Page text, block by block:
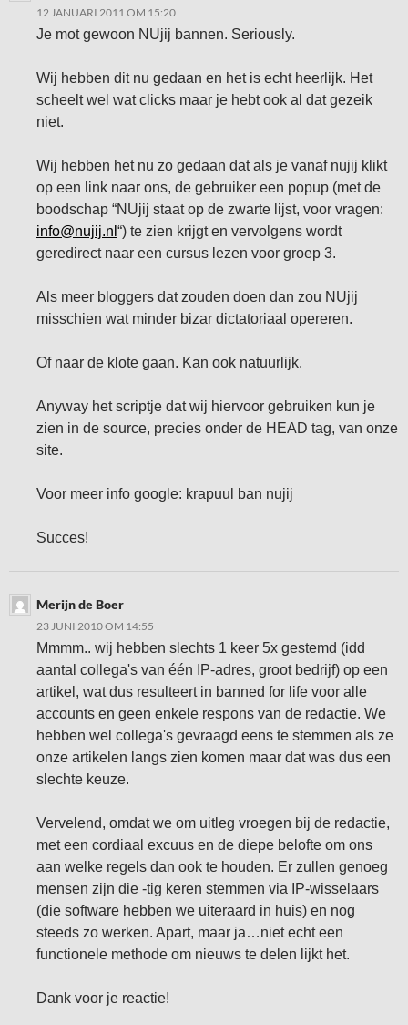
12 JANUARI 2011 OM 15:20
Je mot gewoon NUjij bannen. Seriously.
Wij hebben dit nu gedaan en het is echt heerlijk. Het
scheelt wel wat clicks maar je hebt ook al dat gezeik
niet.
Wij hebben het nu zo gedaan dat als je vanaf nujij klikt
op een link naar ons, de gebruiker een popup (met de
boodschap “NUjij staat op de zwarte lijst, voor vragen:
info@nujij.nl “) te zien krijgt en vervolgens wordt
geredirect naar een cursus lezen voor groep 3.
Als meer bloggers dat zouden doen dan zou NUjij
misschien wat minder bizar dictatoriaal opereren.
Of naar de klote gaan. Kan ook natuurlijk.
Anyway het scriptje dat wij hiervoor gebruiken kun je
zien in de source, precies onder de HEAD tag, van onze
site.
Voor meer info google: krapuul ban nujij
Succes!
Merijn de Boer
23 JUNI 2010 OM 14:55
Mmmm.. wij hebben slechts 1 keer 5x gestemd (idd
aantal collega's van één IP-adres, groot bedrijf) op een
artikel, wat dus resulteert in banned for life voor alle
accounts en geen enkele respons van de redactie. We
hebben wel collega's gevraagd eens te stemmen als ze
onze artikelen langs zien komen maar dat was dus een
slechte keuze.
Vervelend, omdat we om uitleg vroegen bij de redactie,
met een cordiaal excuus en de diepe belofte om ons
aan welke regels dan ook te houden. Er zullen genoeg
mensen zijn die -tig keren stemmen via IP-wisselaars
(die software hebben we uiteraard in huis) en nog
steeds zo werken. Apart, maar ja…niet echt een
functionele methode om nieuws te delen lijkt het.
Dank voor je reactie!